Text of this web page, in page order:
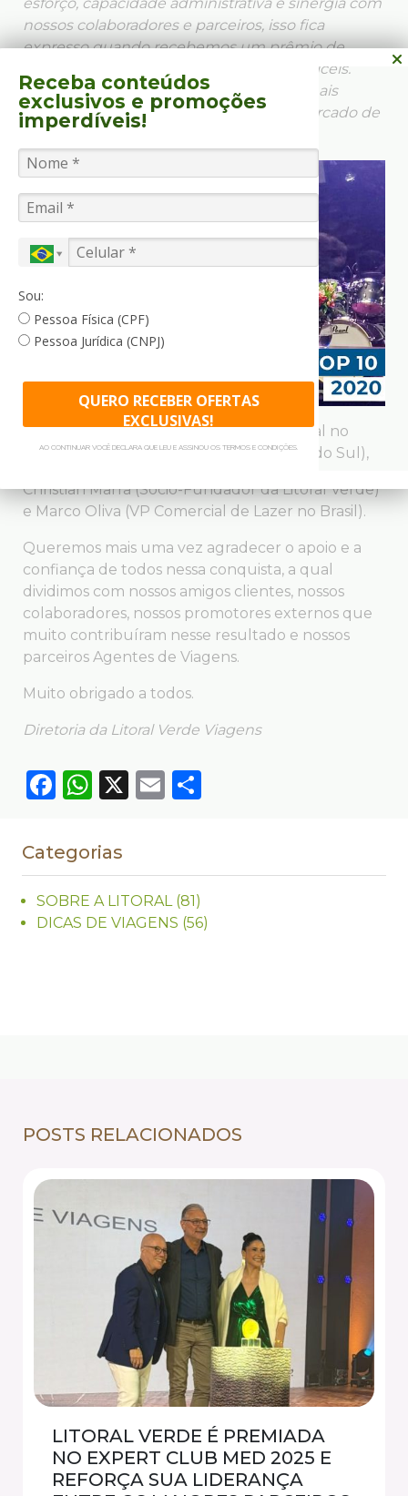
nossos colaboradores e parceiros, isso fica
expresso quando recebemos um prêmio de
tamanha importância em tempos tão difíceis.
Quero destacar também que uma vez mais
estamos entre os grandes nomes do mercado de
turismo brasileiro”.
Tiago Varalli (Diretor de Vendas/Comercial no
Brasil), Janyck Daudet (CEO da América do Sul),
Christian Marra (Sócio-Fundador da Litoral Verde)
e Marco Oliva (VP Comercial de Lazer no Brasil).
Queremos mais uma vez agradecer o apoio e a
confiança de todos nessa conquista, a qual
dividimos com nossos amigos clientes, nossos
colaboradores, nossos promotores externos que
muito contribuíram nesse resultado e nossos
parceiros Agentes de Viagens.
Muito obrigado a todos.
Diretoria da Litoral Verde Viagens
Facebook
WhatsApp
X Email
Categorias
SOBRE A LITORAL (81)
DICAS DE VIAGENS (56)
POSTS RELACIONADOS
LITORAL VERDE É PREMIADA
NO EXPERT CLUB MED 2025 E
REFORÇA SUA LIDERANÇA
Receba conteúdos
exclusivos e promoções
imperdíveis!
Sou:
Pessoa Física (CPF)
Pessoa Jurídica (CNPJ)
QUERO RECEBER OFERTAS
EXCLUSIVAS!
AO CONTINUAR VOCÊ DECLARA QUE LEU E ASSINOU OS TERMOS E CONDIÇÕES.